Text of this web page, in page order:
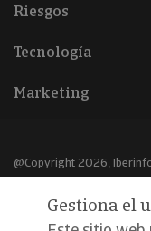
Riesgos
Tecnología
Marketing
@Copyright 2026,
Aviso legalGestiona el